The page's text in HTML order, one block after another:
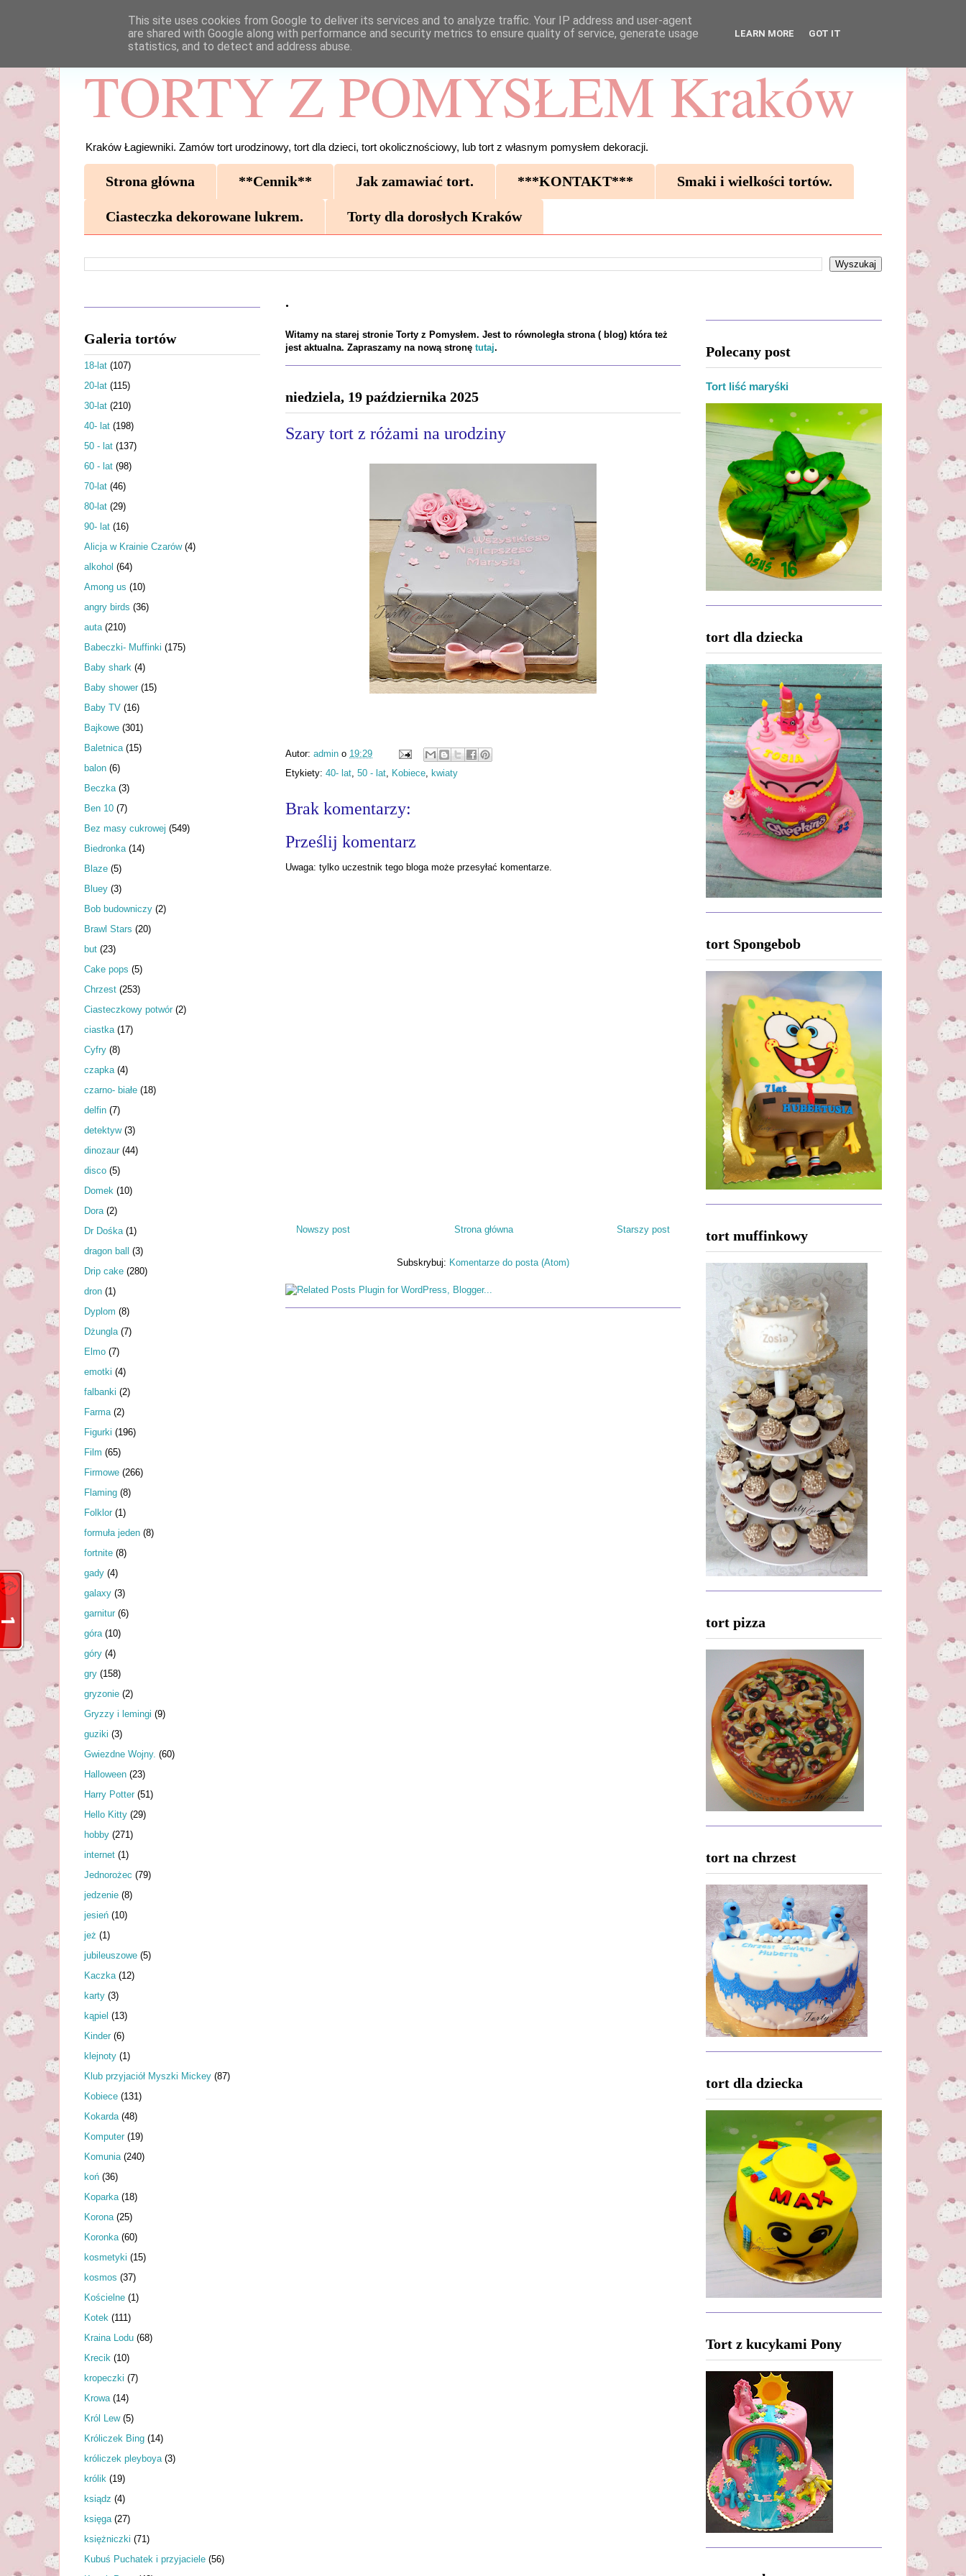
TORTY Z POMYSŁEM Kraków
Kraków Łagiewniki. Zamów tort urodzinowy, tort dla dzieci, tort okolicznościowy, lub tort z własnym pomysłem dekoracji.
Strona główna **Cennik** Jak zamawiać tort. ***KONTAKT*** Smaki i wielkości tortów.
Ciasteczka dekorowane lukrem. Torty dla dorosłych Kraków
.
Witamy na starej stronie Torty z Pomysłem. Jest to równoległa strona ( blog) która też
jest aktualna. Zapraszamy na nową stronę tutaj.
niedziela, 19 października 2025
Szary tort z różami na urodziny
Autor: admin o 19:29
Etykiety: 40- lat 50 - lat Kobiece kwiaty
Brak komentarzy:
Prześlij komentarz
Uwaga: tylko uczestnik tego bloga może przesyłać komentarze.
Nowszy post Starszy post
Strona główna
Subskrybuj: Komentarze do posta (Atom)
Galeria tortów
18-lat (107)
20-lat (115)
30-lat (210)
40- lat (198)
50 - lat (137)
60 - lat (98)
70-lat (46)
80-lat (29)
90- lat (16)
Alicja w Krainie Czarów (4)
alkohol (64)
Among us (10)
angry birds (36)
auta (210)
Babeczki- Muffinki (175)
Baby shark (4)
Baby shower (15)
Baby TV (16)
Bajkowe (301)
Baletnica (15)
balon (6)
Beczka (3)
Ben 10 (7)
Bez masy cukrowej (549)
Biedronka (14)
Blaze (5)
Bluey (3)
Bob budowniczy (2)
Brawl Stars (20)
but (23)
Cake pops (5)
Chrzest (253)
Ciasteczkowy potwór (2)
ciastka (17)
Cyfry (8)
czapka (4)
czarno- białe (18)
delfin (7)
detektyw (3)
dinozaur (44)
disco (5)
Domek (10)
Dora (2)
Dr Dośka (1)
dragon ball (3)
Drip cake (280)
dron (1)
Dyplom (8)
Dżungla (7)
Elmo (7)
emotki (4)
falbanki (2)
Farma (2)
Figurki (196)
Film (65)
Firmowe (266)
Flaming (8)
Folklor (1)
formuła jeden (8)
fortnite (8)
gady (4)
galaxy (3)
garnitur (6)
góra (10)
góry (4)
gry (158)
gryzonie (2)
Gryzzy i lemingi (9)
guziki (3)
Gwiezdne Wojny. (60)
Halloween (23)
Harry Potter (51)
Hello Kitty (29)
hobby (271)
internet (1)
Jednorożec (79)
jedzenie (8)
jesień (10)
jeż (1)
jubileuszowe (5)
Kaczka (12)
karty (3)
kąpiel (13)
Kinder (6)
klejnoty (1)
Klub przyjaciół Myszki Mickey (87)
Kobiece (131)
Kokarda (48)
Komputer (19)
Komunia (240)
koń (36)
Koparka (18)
Korona (25)
Koronka (60)
kosmetyki (15)
kosmos (37)
Kościelne (1)
Kotek (111)
Kraina Lodu (68)
Krecik (10)
kropeczki (7)
Krowa (14)
Król Lew (5)
Króliczek Bing (14)
króliczek pleyboya (3)
królik (19)
ksiądz (4)
księga (27)
księżniczki (71)
Kubuś Puchatek i przyjaciele (56)
Polecany post
Tort liść maryśki
tort dla dziecka
tort Spongebob
tort muffinkowy
tort pizza
tort na chrzest
tort dla dziecka
Tort z kucykami Pony
This site uses cookies from Google to deliver its services and to analyze traffic. Your IP address and user-agent
are shared with Google along with performance and security metrics to ensure quality of service, generate usage
statistics, and to detect and address abuse.
LEARN MORE GOT IT